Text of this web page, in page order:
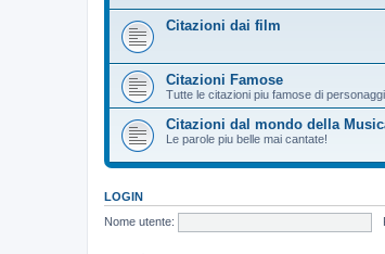
Citazioni dai film
Citazioni Famose
Tutte le citazioni piu famose di
Citazioni dal mondo della
Le parole piu belle mai cantate!
LOGIN
Nome utente: